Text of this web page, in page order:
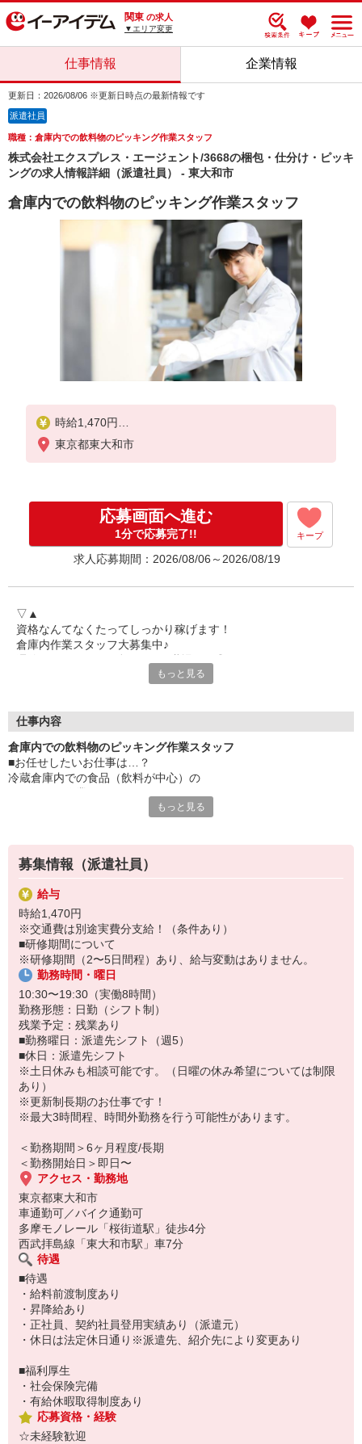
関東 の求人
▼エリア変更
仕事情報 企業情報
更新日：2026/08/06 ※更新日時点の最新情報です
派遣社員
職種：倉庫内での飲料物のピッキング作業スタッフ
株式会社エクスプレス・エージェント/3668の梱包・仕分け・ピッキ
ングの求人情報詳細（派遣社員） - 東大和市
倉庫内での飲料物のピッキング作業スタッフ
時給1,470円
※交通費は別途実費分支給！（条件あり）
■研修期間について
東京都東大和市
応募画面へ進む
1分で応募完了!! キープ
求人応募期間：2026/08/06～2026/08/19
▽▲
資格なんてなくたってしっかり稼げます！
倉庫内作業スタッフ大募集中♪
気になる方は今すぐチェック！
――――――――――――――
■扱う商品：飲料物中心
■フォークリフト使用：無し
■作業員経験：不要
――――――――――――――
もっと見る
仕事内容
倉庫内での飲料物のピッキング作業スタッフ
■お任せしたいお仕事は…？
冷蔵倉庫内での食品（飲料が中心）の
専用端末を使用して商品の数量を確認後、
所定の場所までローリフト（ハンドフォークのような物）で
取りに行く作業を行います。
また、商品をピッキングして、
ローリフトのパレットに乗せる作業もお任せします。
この工程を何度も行い、ひとつのパレットを完成させ、
トラックバースまで移動させます。
■ポイント
資格・経験は不要ですが、
安定してしっかり稼げるお仕事です！
駅チカ・週休2日で
無理なく働けるのもポイント◎
「近場だしいいかもな…」
などなど理由は何でもOK！
お気軽にご応募をお待ちしております♪
もっと見る
募集情報（派遣社員）
給与
時給1,470円
※交通費は別途実費分支給！（条件あり）
■研修期間について
※研修期間（2〜5日間程）あり、給与変動はありません。
勤務時間・曜日
10:30〜19:30（実働8時間）
勤務形態：日勤（シフト制）
残業予定：残業あり
■勤務曜日：派遣先シフト（週5）
■休日：派遣先シフト
※土日休みも相談可能です。（日曜の休み希望については制限
あり）
※更新制長期のお仕事です！
※最大3時間程、時間外勤務を行う可能性があります。
＜勤務期間＞6ヶ月程度/長期
＜勤務開始日＞即日〜
アクセス・勤務地
東京都東大和市
車通勤可／バイク通勤可
多摩モノレール「桜街道駅」徒歩4分
西武拝島線「東大和市駅」車7分
待遇
■待遇
・給料前渡制度あり
・昇降給あり
・正社員、契約社員登用実績あり（派遣元）
・休日は法定休日通り※派遣先、紹介先により変更あり
■福利厚生
・社会保険完備
・有給休暇取得制度あり
応募資格・経験
☆未経験歓迎